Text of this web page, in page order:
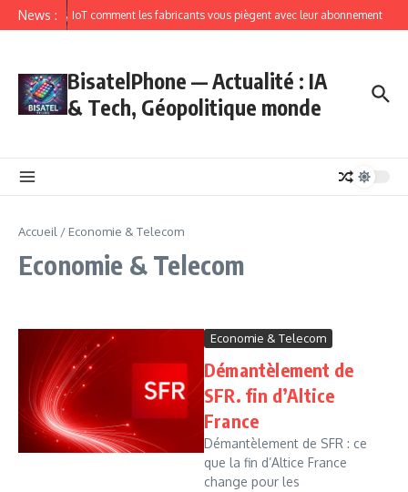
News : IoT comment les fabricants vous piègent avec leur abonnement
BisatelPhone — Actualité : IA
& Tech, Géopolitique monde
Accueil / Economie & Telecom
Economie & Telecom
Economie & Telecom
Démantèlement de
SFR. fin d’Altice
France
Démantèlement de SFR : ce
que la fin d’Altice France
change pour les